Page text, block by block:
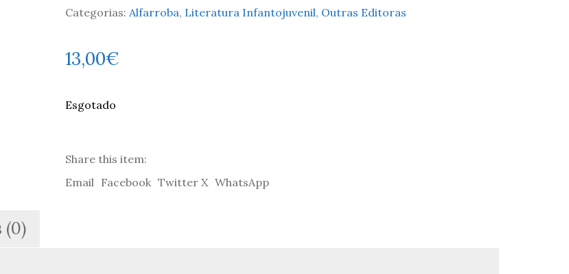
Categorias: Alfarroba, Literatura Infantojuvenil, Outras Editoras
13,00€
Esgotado
Share this item:
Email Facebook Twitter X WhatsApp
(0)